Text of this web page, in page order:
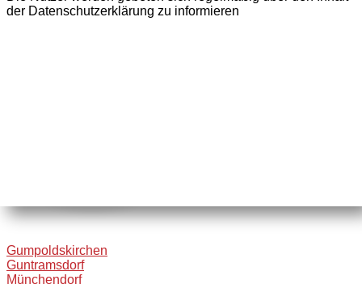
der Datenschutzerklärung zu informieren
Gumpoldskirchen
Guntramsdorf
Münchendorf